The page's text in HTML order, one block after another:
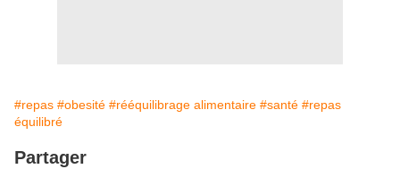
#repas #obesité #rééquilibrage alimentaire #santé #repas
équilibré
Partager